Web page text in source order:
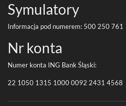
Symu­la­tory
Infor­ma­cja pod numerem: 500 250761
Nr konta
Numer konta ING Bank Śląski:
22 1050 1315 10000092 2431 4568